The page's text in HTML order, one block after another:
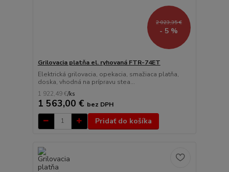
2 023,35 €
- 5 %
Grilovacia platňa el. ryhovaná FTR-74ET
Elektrická grilovacia, opekacia, smažiaca platňa,
doska, vhodná na prípravu stea...
1 922,49 €/ks
1 563,00 € bez DPH
Pridať do košíka